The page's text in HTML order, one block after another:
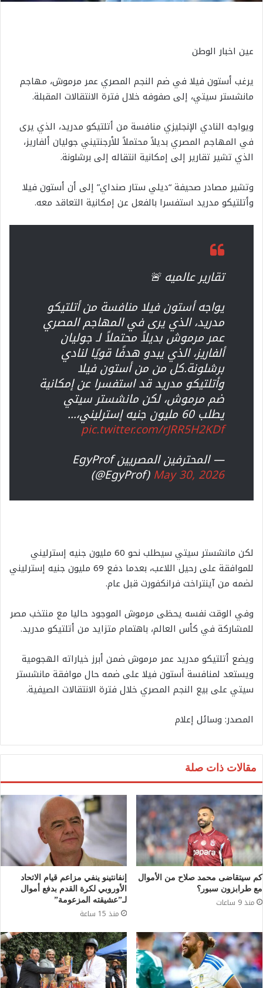
عين اخبار الوطن
يرغب أستون فيلا في ضم النجم المصري عمر مرموش، مهاجم
مانشستر سيتي، إلى صفوفه خلال فترة الانتقالات المقبلة.
ويواجه النادي الإنجليزي منافسة من أتلتيكو مدريد، الذي يرى
في المهاجم المصري بديلاً محتملاً للأرجنتيني جوليان ألفاريز،
الذي تشير تقارير إلى إمكانية انتقاله إلى برشلونة.
وتشير مصادر صحيفة “ديلي ستار صنداي” إلى أن أستون فيلا
وأتلتيكو مدريد استفسرا بالفعل عن إمكانية التعاقد معه.
تقارير عالميه 🚨
يواجه أستون فيلا منافسة من أتلتيكو
مدريد، الذي يرى في المهاجم المصري
عمر مرموش بديلاً محتملاً لـ جوليان
ألفاريز، الذي يبدو هدفًا قويًا لنادي
برشلونة.كل من من أستون فيلا
وأتلتيكو مدريد قد استفسرا عن إمكانية
ضم مرموش، لكن مانشستر سيتي
يطلب 60 مليون جنيه إسترليني،…
pic.twitter.com/rJRR5H2KDf
— المحترفين المصريين EgyProf
(@EgyProf)May 30, 2026
لكن مانشستر سيتي سيطلب نحو 60 مليون جنيه إسترليني
للموافقة على رحيل اللاعب، بعدما دفع 69 مليون جنيه إسترليني
لضمه من آينتراخت فرانكفورت قبل عام.
وفي الوقت نفسه يحظى مرموش الموجود حاليا مع منتخب مصر
للمشاركة في كأس العالم، باهتمام متزايد من أتلتيكو مدريد.
ويضع أتلتيكو مدريد عمر مرموش ضمن أبرز خياراته الهجومية
ويستعد لمنافسة أستون فيلا على ضمه حال موافقة مانشستر
سيتي على بيع النجم المصري خلال فترة الانتقالات الصيفية.
المصدر: وسائل إعلام
مقالات ذات صلة
كم سيتقاضى محمد صلاح من الأموال
مع طرابزون سبور؟
منذ 9 ساعات
إنفانتينو ينفي مزاعم قيام الاتحاد
الأوروبي لكرة القدم بدفع أموال
لـ”عشيقته المزعومة”
منذ 15 ساعة